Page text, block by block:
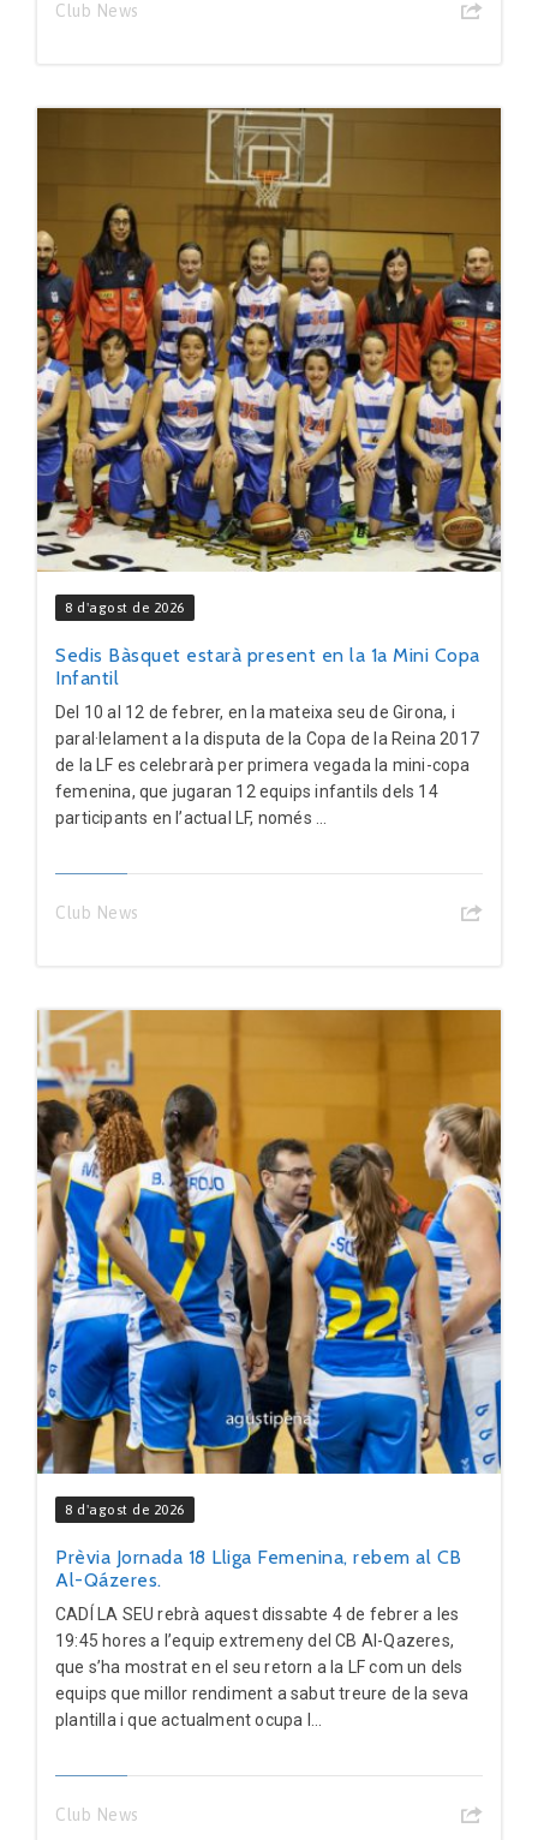
Club News
8 d'agost de 2026
Sedis Bàsquet estarà present en la 1a Mini Copa
Infantil
Del 10 al 12 de febrer, en la mateixa seu de Girona, i
paral·lelament a la disputa de la Copa de la Reina 2017
de la LF es celebrarà per primera vegada la mini-copa
femenina, que jugaran 12 equips infantils dels 14
participants en l’actual LF, només ...
Club News
8 d'agost de 2026
Prèvia Jornada 18 Lliga Femenina, rebem al CB
Al-Qázeres.
CADÍ LA SEU rebrà aquest dissabte 4 de febrer a les
19:45 hores a l’equip extremeny del CB Al-Qazeres,
que s’ha mostrat en el seu retorn a la LF com un dels
equips que millor rendiment a sabut treure de la seva
plantilla i que actualment ocupa l...
Club News